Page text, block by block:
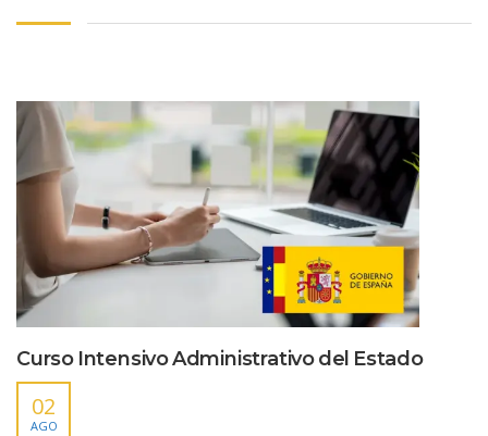
Curso Intensivo Administrativo del Estado
02
AGO